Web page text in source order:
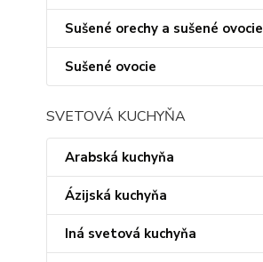
Sušené orechy a sušené ovocie
Sušené ovocie
SVETOVÁ KUCHYŇA
Arabská kuchyňa
Ázijská kuchyňa
Iná svetová kuchyňa